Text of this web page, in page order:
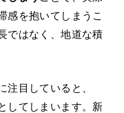
感を抱いてしまうこ
ではなく、地道な積
注目していると、
してしまいます。新